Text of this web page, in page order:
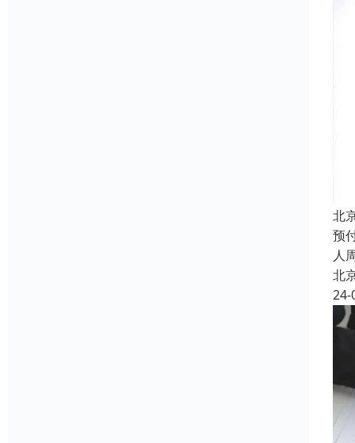
北
预
人
北
24-